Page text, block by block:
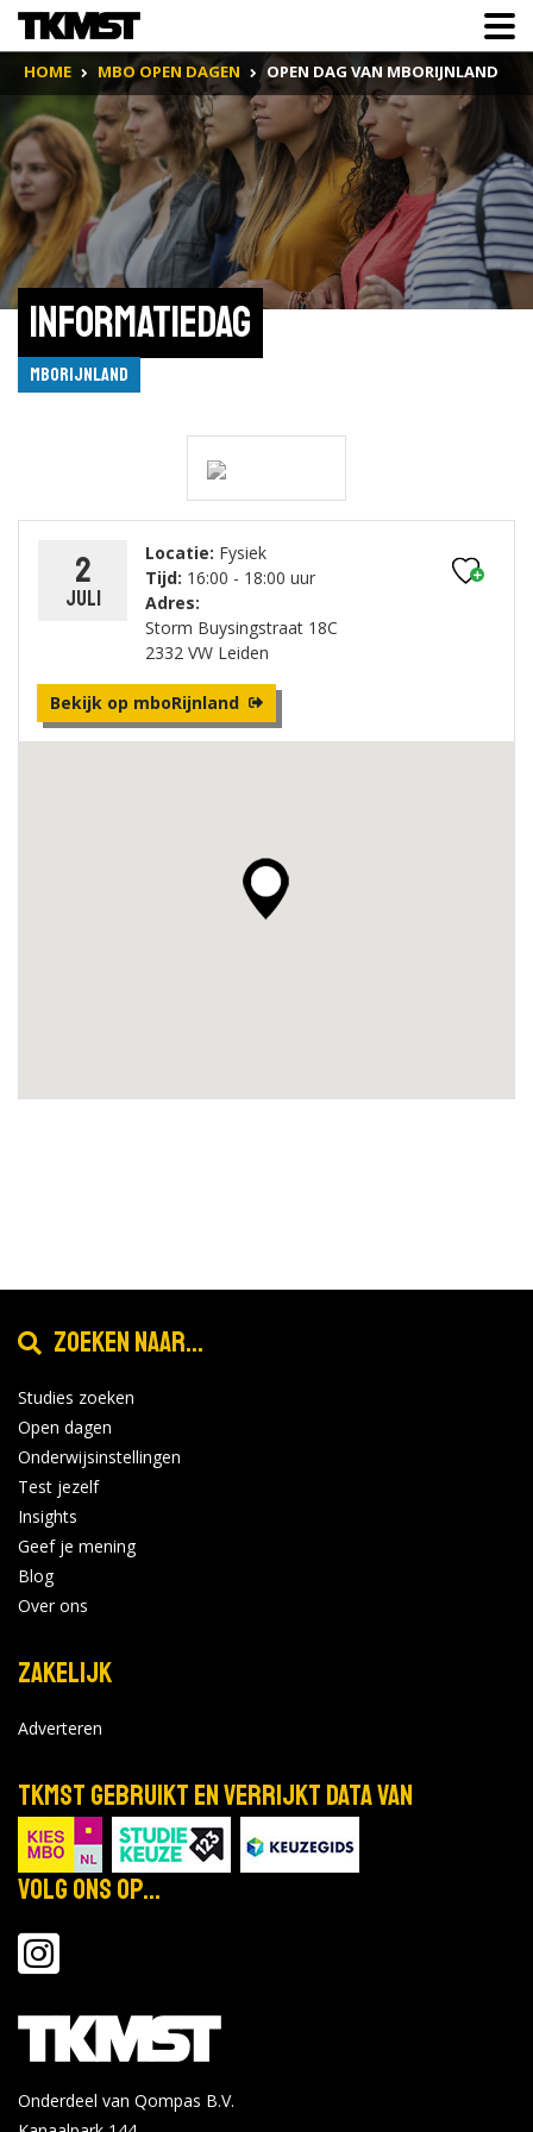
HOME MBO OPEN DAGEN OPEN DAG VAN MBORIJNLAND
Informatiedag
mboRijnland
2
juli
Locatie: Fysiek
Tijd: 16:00 - 18:00 uur
Adres:
Storm Buysingstraat 18C
2332 VW Leiden
Bekijk op mboRijnland
Zoeken naar...
Studies zoeken
Open dagen
Onderwijsinstellingen
Test jezelf
Insights
Geef je mening
Blog
Over ons
Zakelijk
Adverteren
TKMST gebruikt en verrijkt data van
Volg ons op...
Onderdeel van Qompas B.V.